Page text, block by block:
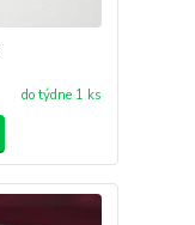
do týdne 1 ks